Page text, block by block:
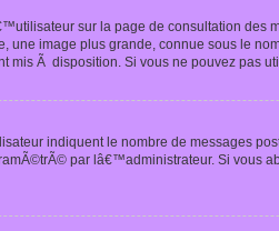
sur la page de consultation
une image plus grande, connue sous
mis Ã disposition. Si vous ne pouvez
indiquent le nombre de messages
par lâ€™administrateur. Si vous